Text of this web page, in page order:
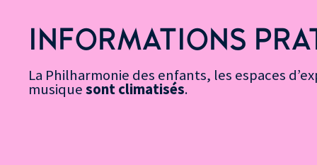
Accessibilité
rapides
contenuMessage d’information
INFORMATIONS
La Philharmonie des enfants, les espaces
musiquesont climatisés.